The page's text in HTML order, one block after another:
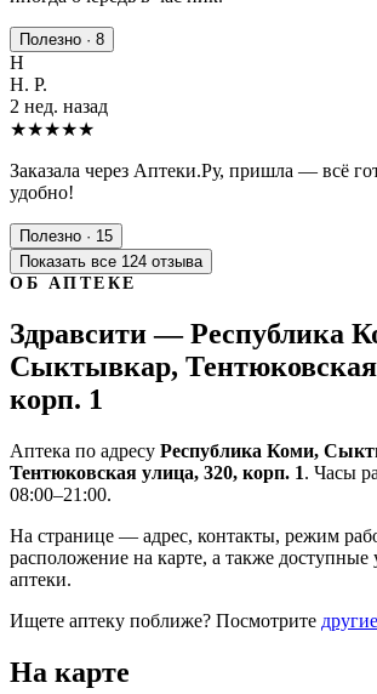
Полезно · 8
Н
Н. Р.
2 нед. назад
★★★★★
Заказала через Аптеки.Ру, пришла — всё
удобно!
Полезно · 15
Показать все 124 отзыва
ОБ АПТЕКЕ
Здравсити — Республика
Сыктывкар, Тентюковская
корп. 1
Аптека по адресу Республика Коми,
Тентюковская улица, 320, корп. 1. Часы
08:00–21:00.
На странице — адрес, контакты, режим
расположение на карте, а также доступные
аптеки.
Ищете аптеку поближе? Посмотрите
На карте